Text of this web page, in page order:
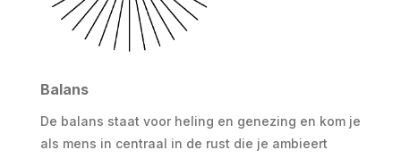
Balans
De balans staat voor heling en genezing en kom je
als mens in centraal in de rust die je ambieert